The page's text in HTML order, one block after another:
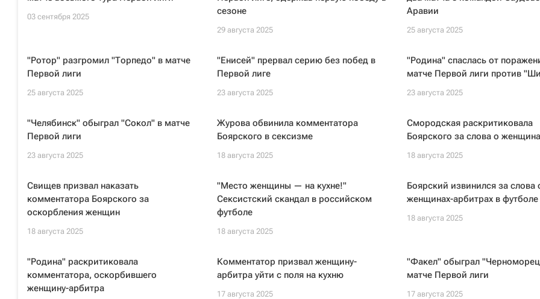
03 сентября 2025
сезоне
29 августа 2025
Аравии
25 августа 2025
"Ротор" разгромил "Торпедо" в матче
Первой лиги
25 августа 2025
"Енисей" прервал серию без побед в
Первой лиге
23 августа 2025
"Родина" спаслась от
матче Первой лиги против
23 августа 2025
"Челябинск" обыграл "Сокол" в матче
Первой лиги
23 августа 2025
Журова обвинила комментатора
Боярского в сексизме
18 августа 2025
Смородская раскритиковала
Боярского за слова о
18 августа 2025
Свищев призвал наказать
комментатора Боярского за
оскорбления женщин
18 августа 2025
"Место женщины — на кухне!"
Сексистский скандал в российском
футболе
18 августа 2025
Боярский извинился за слова
женщинах-арбитрах в футболе
18 августа 2025
"Родина" раскритиковала
комментатора, оскорбившего
женщину-арбитра
Комментатор призвал женщину-
арбитра уйти с поля на кухню
17 августа 2025
"Факел" обыграл
матче Первой лиги
17 августа 2025